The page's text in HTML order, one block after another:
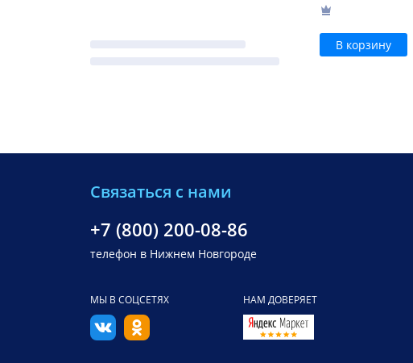
В корзину
Связаться с нами
+7 (800) 200-08-86
телефон в Нижнем Новгороде
МЫ В СОЦСЕТЯХ НАМ ДОВЕРЯЕТ